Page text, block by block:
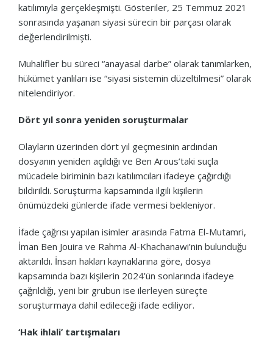
katılımıyla gerçekleşmişti. Gösteriler, 25 Temmuz 2021
sonrasında yaşanan siyasi sürecin bir parçası olarak
değerlendirilmişti.
Muhalifler bu süreci “anayasal darbe” olarak tanımlarken,
hükümet yanlıları ise “siyasi sistemin düzeltilmesi” olarak
nitelendiriyor.
Dört yıl sonra yeniden soruşturmalar
Olayların üzerinden dört yıl geçmesinin ardından
dosyanın yeniden açıldığı ve Ben Arous’taki suçla
mücadele biriminin bazı katılımcıları ifadeye çağırdığı
bildirildi. Soruşturma kapsamında ilgili kişilerin
önümüzdeki günlerde ifade vermesi bekleniyor.
İfade çağrısı yapılan isimler arasında Fatma El-Mutamri,
İman Ben Jouira ve Rahma Al-Khachanawi’nin bulunduğu
aktarıldı. İnsan hakları kaynaklarına göre, dosya
kapsamında bazı kişilerin 2024’ün sonlarında ifadeye
çağrıldığı, yeni bir grubun ise ilerleyen süreçte
soruşturmaya dahil edileceği ifade ediliyor.
‘Hak ihlali’ tartışmaları